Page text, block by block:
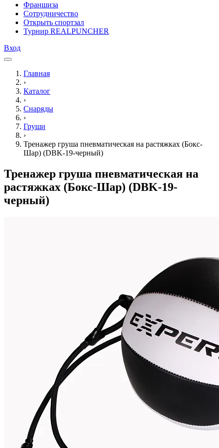
Франшиза
Сотрудничество
Открыть спортзал
Турнир REALPUNCHER
Вход
Главная
›
Каталог
›
Снаряды
›
Груши
›
Тренажер груша пневматическая на растяжках (Бокс-
Шар) (DBK-19-черный)
Тренажер груша пневматическая на
растяжках (Бокс-Шар) (DBK-19-
черный)